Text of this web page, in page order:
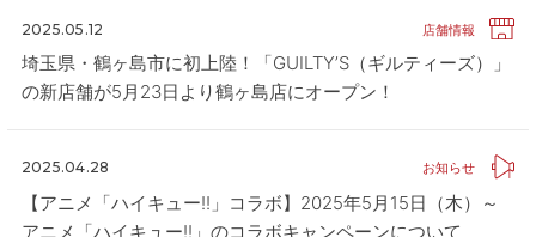
店舗情報
2025.05.12
埼玉県・鶴ヶ島市に初上陸！「GUILTY’S（ギルティーズ）」
の新店舗が5月23日より鶴ヶ島店にオープン！
お知らせ
2025.04.28
【アニメ「ハイキュー!!」コラボ】2025年5月15日（木）～
アニメ「ハイキュー!!」のコラボキャンペーンについて